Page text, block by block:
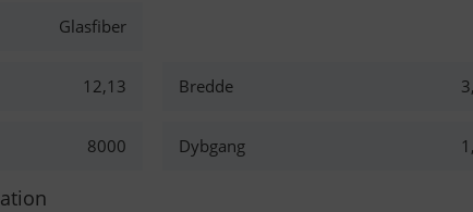
Glasfiber
12,13 Bredde
8000 Dybgang